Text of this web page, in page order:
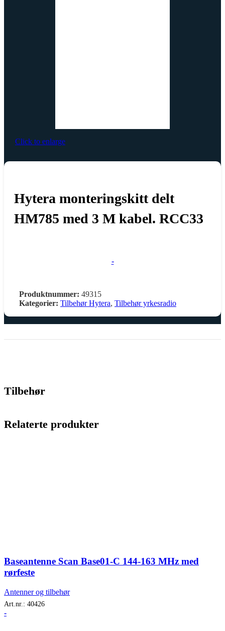
Click to enlarge
Hytera monteringskitt delt
HM785 med 3 M kabel. RCC33
-
Produktnummer: 49315
Kategorier: Tilbehør Hytera, Tilbehør yrkesradio
Tilbehør
Relaterte produkter
Baseantenne Scan Base01-C 144-163 MHz med
rørfeste
Antenner og tilbehør
Art.nr.: 40426
-